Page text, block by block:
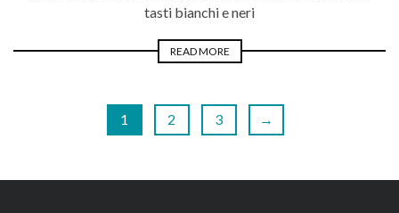
tasti bianchi e neri
READ MORE
1 2 3 →